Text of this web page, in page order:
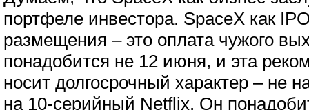
портфеле инвестора. SpaceX как
размещения – это оплата чужого
понадобится не 12 июня, и эта
носит долгосрочный характер – не
на 10-серийный Netflix. Он